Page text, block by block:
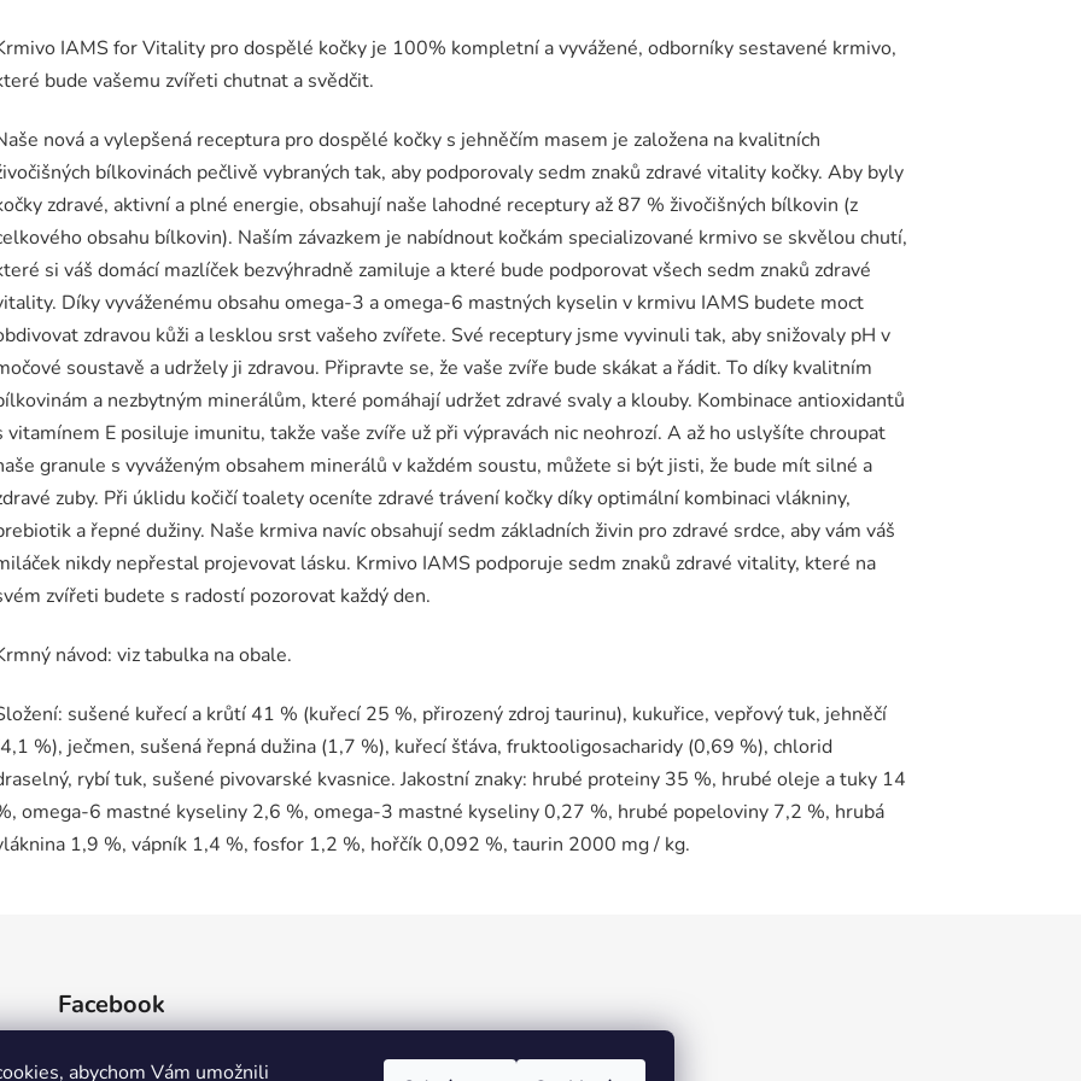
abychom Vám umožnili
IAMS for Vitality pro dospělé kočky je 100% kompletní a vyvážené, odborníky sestavené krmivo,
bude vašemu zvířeti chutnat a svědčit.
nová a vylepšená receptura pro dospělé kočky s jehněčím masem je založena na kvalitních
bílkovinách pečlivě vybraných tak, aby podporovaly sedm znaků zdravé vitality kočky. Aby byly
zdravé, aktivní a plné energie, obsahují naše lahodné receptury až 87 % živočišných bílkovin (z
obsahu bílkovin). Naším závazkem je nabídnout kočkám specializované krmivo se skvělou chutí,
si váš domácí mazlíček bezvýhradně zamiluje a které bude podporovat všech sedm znaků zdravé
Díky vyváženému obsahu omega-3 a omega-6 mastných kyselin v krmivu IAMS budete moct
zdravou kůži a lesklou srst vašeho zvířete. Své receptury jsme vyvinuli tak, aby snižovaly pH v
soustavě a udržely ji zdravou. Připravte se, že vaše zvíře bude skákat a řádit. To díky kvalitním
a nezbytným minerálům, které pomáhají udržet zdravé svaly a klouby. Kombinace antioxidantů
vitamínem E posiluje imunitu, takže vaše zvíře už při výpravách nic neohrozí. A až ho uslyšíte chroupat
granule s vyváženým obsahem minerálů v každém soustu, můžete si být jisti, že bude mít silné a
zuby. Při úklidu kočičí toalety oceníte zdravé trávení kočky díky optimální kombinaci vlákniny,
a řepné dužiny. Naše krmiva navíc obsahují sedm základních živin pro zdravé srdce, aby vám váš
nikdy nepřestal projevovat lásku. Krmivo IAMS podporuje sedm znaků zdravé vitality, které na
zvířeti budete s radostí pozorovat každý den.
návod: viz tabulka na obale.
sušené kuřecí a krůtí 41 % (kuřecí 25 %, přirozený zdroj taurinu), kukuřice, vepřový tuk, jehněčí
%), ječmen, sušená řepná dužina (1,7 %), kuřecí šťáva, fruktooligosacharidy (0,69 %), chlorid
rybí tuk, sušené pivovarské kvasnice. Jakostní znaky: hrubé proteiny 35 %, hrubé oleje a tuky 14
omega-6 mastné kyseliny 2,6 %, omega-3 mastné kyseliny 0,27 %, hrubé popeloviny 7,2 %, hrubá
1,9 %, vápník 1,4 %, fosfor 1,2 %, hořčík 0,092 %, taurin 2000 mg / kg.
Facebook